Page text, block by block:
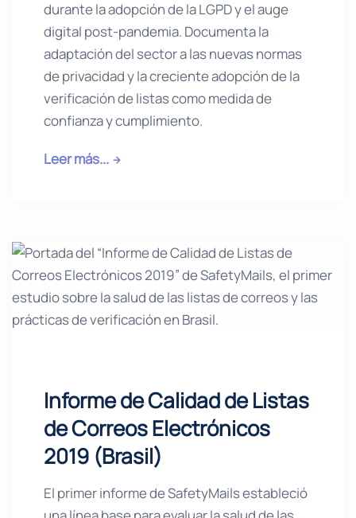
durante la adopción de la LGPD y el auge
digital post-pandemia. Documenta la
adaptación del sector a las nuevas normas
de privacidad y la creciente adopción de la
verificación de listas como medida de
confianza y cumplimiento.
Leer más...
Informe de Calidad de Listas
de Correos Electrónicos
2019 (Brasil)
El primer informe de SafetyMails estableció